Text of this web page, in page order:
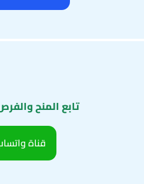
تابع المنح
قناة